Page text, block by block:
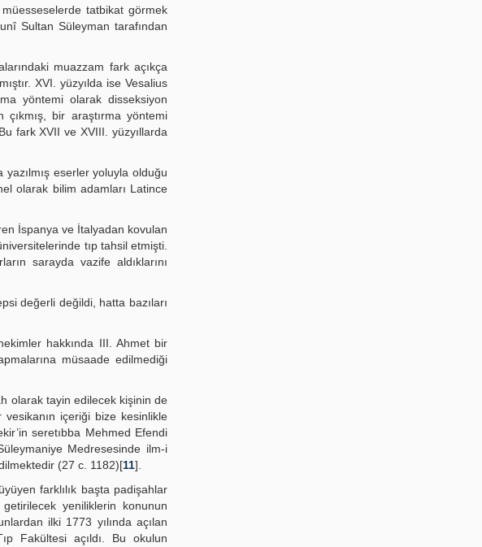
tatbikat görmek
Sultan Süleyman tarafından
muazzam fark açıkça
XVI. yüzyılda ise Vesalius
yöntemi olarak disseksiyon
bir araştırma yöntemi
fark XVII ve XVIII. yüzyıllarda
eserler yoluyla olduğu
olarak bilim adamları Latince
İspanya ve İtalyadan kovulan
tıp tahsil etmişti.
sarayda vazife aldıklarını
değerli değildi, hatta bazıları
hakkında III. Ahmet bir
müsaade edilmediği
olarak tayin edilecek kişinin de
içeriği bize kesinlikle
seretıbba Mehmed Efendi
Medresesinde ilm-i
(27 c. 1182)[11].
farklılık başta padişahlar
yeniliklerin konunun
ilki 1773 yılında açılan
Fakültesi açıldı. Bu okulun